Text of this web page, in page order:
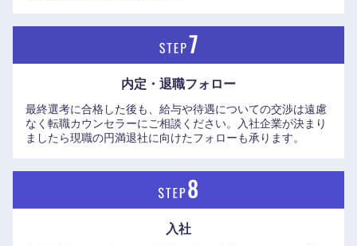
内定・退職フォロー
最終選考に合格した後も、給与や待遇についての交渉は遠慮
なく転職カウンセラーにご相談ください。入社企業が決まり
ましたら現職の円満退社に向けたフォローも承ります。
入社
京都府
大阪府 兵庫県